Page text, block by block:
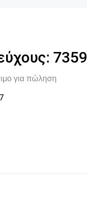
7359
για πώληση